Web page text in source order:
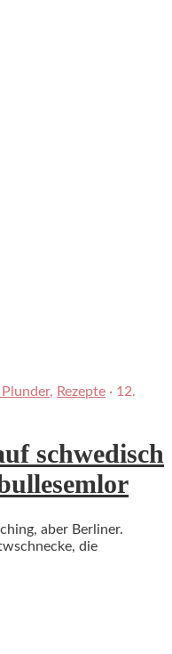
, Rezepte · 12.
schwedisch
aber Berliner.
die